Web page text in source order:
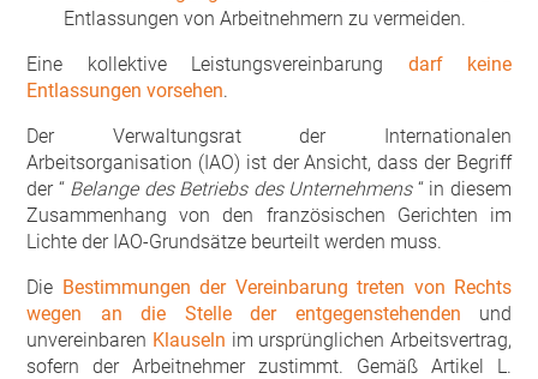
Entlassungen von Arbeitnehmern zu vermeiden.
Eine kollektive Leistungsvereinbarung darf keine
Entlassungen vorsehen.
Der Verwaltungsrat der Internationalen
Arbeitsorganisation (IAO) ist der Ansicht, dass der Begriff
der “ Belange des Betriebs des Unternehmens “ in diesem
Zusammenhang von den französischen Gerichten im
Lichte der IAO-Grundsätze beurteilt werden muss.
Die Bestimmungen der Vereinbarung treten von Rechts
wegen an die Stelle der entgegenstehenden und
unvereinbaren Klauseln im ursprünglichen Arbeitsvertrag,
sofern der Arbeitnehmer zustimmt. Gemäß Artikel L.